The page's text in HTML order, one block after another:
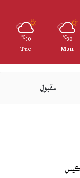
30
℃
Mon
30
℃
Tue
مقبول
ڪيس